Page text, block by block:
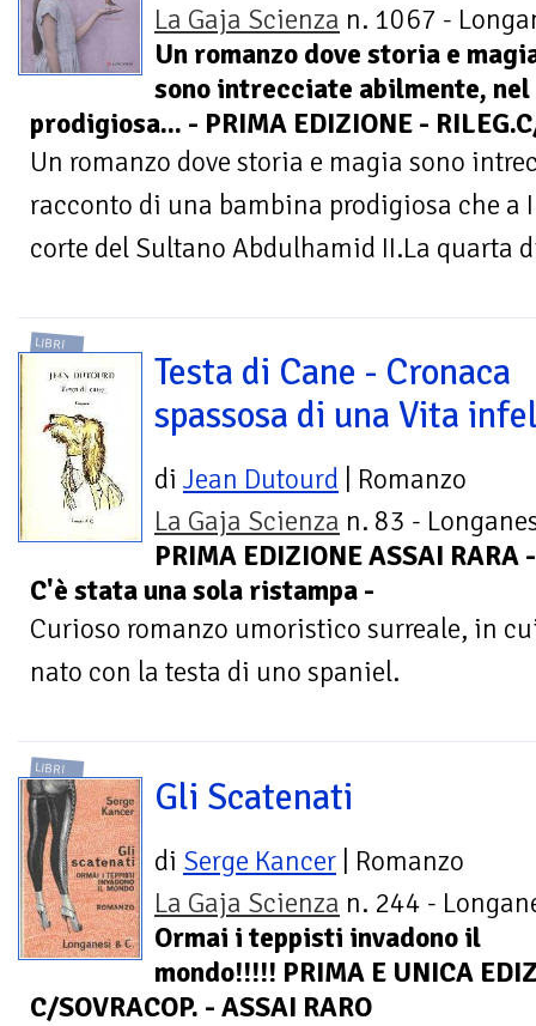
La Gaja Scienza n. 1067 -
Un romanzo dove storia e
sono intrecciate abilmente,
prodigiosa... - PRIMA EDIZIONE -
Un romanzo dove storia e magia sono
racconto di una bambina prodigiosa che
corte del Sultano Abdulhamid II.La quarta
LIBRI
Testa di Cane - Cronaca
spassosa di una Vita
di Jean Dutourd | Romanzo
La Gaja Scienza n. 83 -
PRIMA EDIZIONE ASSAI RARA
C'è stata una sola ristampa -
Curioso romanzo umoristico surreale, in
nato con la testa di uno spaniel.
LIBRI
Gli Scatenati
di Serge Kancer | Romanzo
La Gaja Scienza n. 244 -
Ormai i teppisti invadono il
mondo!!!!! PRIMA E UNICA
C/SOVRACOP. - ASSAI RARO